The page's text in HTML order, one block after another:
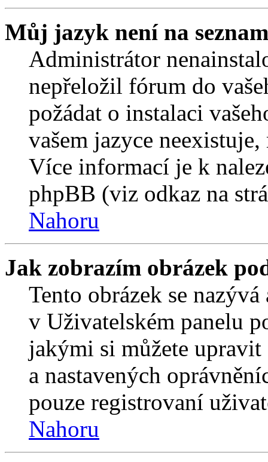
Můj jazyk není na
Administrátor
nepřeložil fórum do
požádat o instalaci
vašem jazyce
Více informací je k
phpBB (viz odkaz na
Nahoru
Jak zobrazím obrázek
Tento obrázek se
v Uživatelském panelu
jakými si můžete
a nastavených
pouze registrovaní
Nahoru